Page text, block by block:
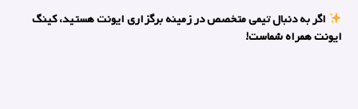
اگر به دنبال تیمی متخصص در زمینه برگزاری ایونت هستید، کینگ
ایونت همراه شماست!